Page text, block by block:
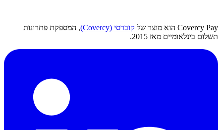
Covercy Pay הוא מוצר של קוברסי (Covercy)
, המספקת פתרונות
תשלום בינלאומיים מאז 2015.